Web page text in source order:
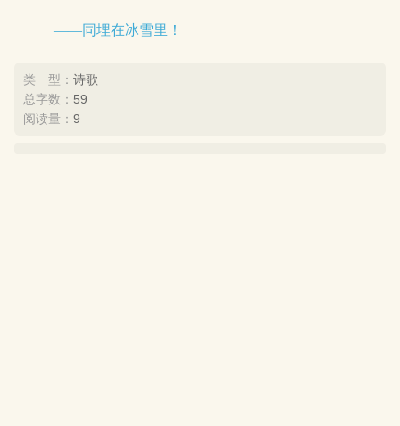
——同埋在冰雪里！
类 型： 诗歌
总字数： 59
阅读量： 9